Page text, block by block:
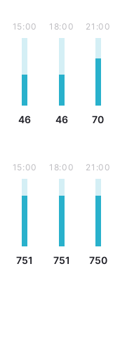
15:00
46
18:00
46
21:00
70
15:00
751
18:00
751
21:00
750